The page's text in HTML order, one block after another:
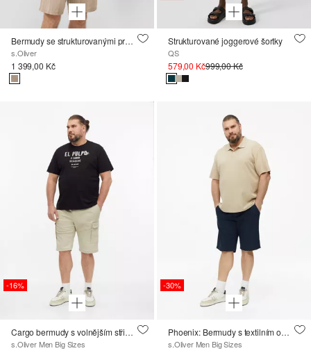
Bermudy se strukturovanými pruhy, střih Relaxed Fit
s.Oliver
1 399,00 Kč
Strukturované joggerové šortky
QS
579,00 Kč999,00 Kč
-16%
Cargo bermudy s volnějším střihem Relaxed Fit a elastickým pasem
s.Oliver Men Big Sizes
-30%
Phoenix: Bermudy s textilním opaskem v střihu Regular Fit.
s.Oliver Men Big Sizes